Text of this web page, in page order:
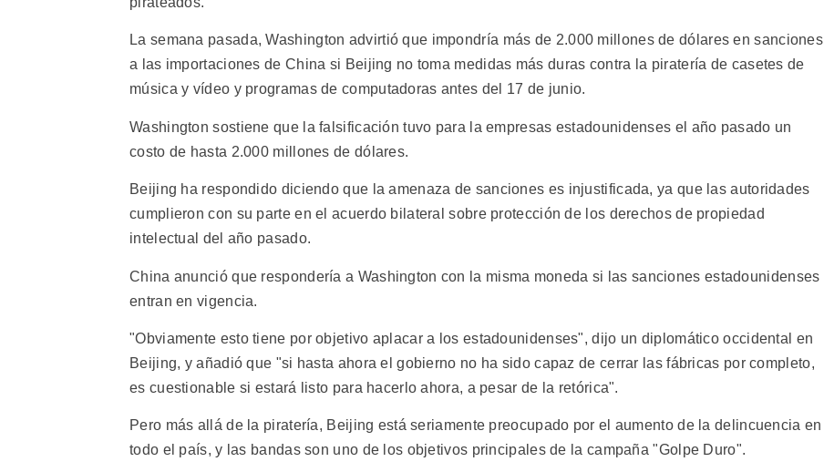
La semana pasada, Washington advirtió que impondría más de 2.000 millones de dólares en sanciones
a las importaciones de China si Beijing no toma medidas más duras contra la piratería de casetes de
música y vídeo y programas de computadoras antes del 17 de junio.
Washington sostiene que la falsificación tuvo para la empresas estadounidenses el año pasado un
costo de hasta 2.000 millones de dólares.
Beijing ha respondido diciendo que la amenaza de sanciones es injustificada, ya que las autoridades
cumplieron con su parte en el acuerdo bilateral sobre protección de los derechos de propiedad
intelectual del año pasado.
China anunció que respondería a Washington con la misma moneda si las sanciones estadounidenses
entran en vigencia.
"Obviamente esto tiene por objetivo aplacar a los estadounidenses", dijo un diplomático occidental en
Beijing, y añadió que "si hasta ahora el gobierno no ha sido capaz de cerrar las fábricas por completo,
es cuestionable si estará listo para hacerlo ahora, a pesar de la retórica".
Pero más allá de la piratería, Beijing está seriamente preocupado por el aumento de la delincuencia en
todo el país, y las bandas son uno de los objetivos principales de la campaña "Golpe Duro".